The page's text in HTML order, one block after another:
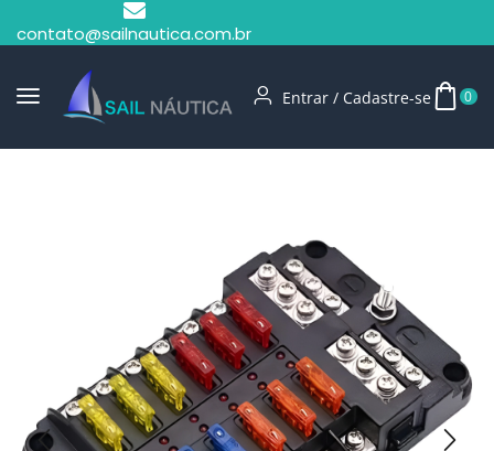
contato@sailnautica.com.br
Entrar / Cadastre-se 0